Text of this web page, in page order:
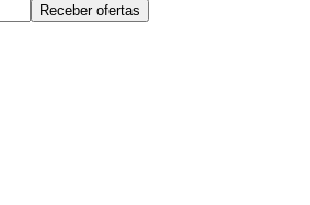
Receber ofertas